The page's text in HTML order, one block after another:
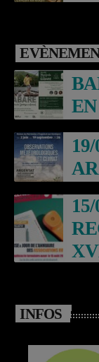
INFOS